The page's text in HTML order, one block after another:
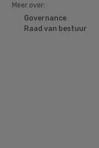
Meer over:
Governance
Raad van bestuur